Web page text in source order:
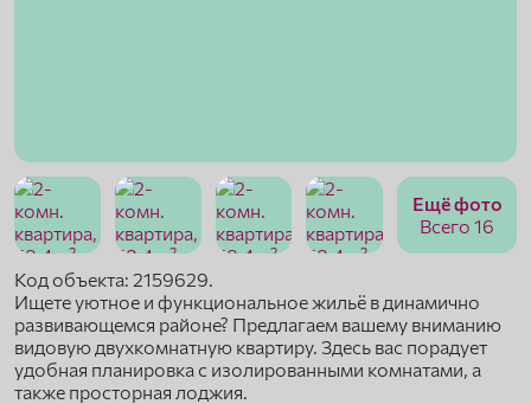
Ещё фото
Всего 16
Код объекта: 2159629.
Ищете уютное и функциональное жильё в динамично
развивающемся районе? Предлагаем вашему вниманию
видовую двухкомнатную квартиру. Здесь вас порадует
удобная планировка с изолированными комнатами, а
также просторная лоджия.